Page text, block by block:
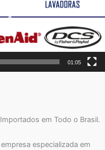
01:05
em Todo o Brasil.
especializada em